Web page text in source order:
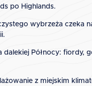
po Highlands.
wybrzeża czeka
Północy:
z miejskim